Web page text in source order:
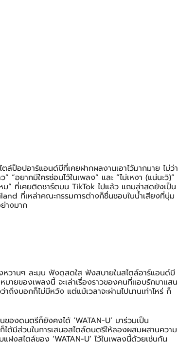
ล์ป็อปอาร์แอนด์บีที่เคยฝากผลงานเอาไว้มากมาย ไม่ว่า
“อยากมีใครซ่อนไว้ในเพลง” และ “ไม่เหงา (แน่นะวิ)”
” ที่เคยติดชาร์ตบน TikTok ไปแล้ว แถมล่าสุดยังเป็น
ที่เหล่าคณะกรรมการต่างก็ชื่นชอบในน้ำเสียงที่นุ่ม
างมาก
วานๆ ละมุน ฟังดูสดใส ฟังสบายในสไตล์อาร์แอนด์บี
ายของเพลงนี้ จะเล่าเรื่องราวของคนที่แอบรักมาแสน
ถึงบอกก็ไม่มีหวัง แต่แม้เวลาจะผ่านไปนานเท่าไหร่ ก็
องดนตรีก็ยังคงได้ ‘WATAN-U’ มาร่วมเป็น
ได้มีส่วนในการเสนอสไตล์ดนตรีให้ลองผสมผสานความ
ฝงสไตล์ของ ‘WATAN-U’ ไว้ในเพลงนี้ด้วยเช่นกัน